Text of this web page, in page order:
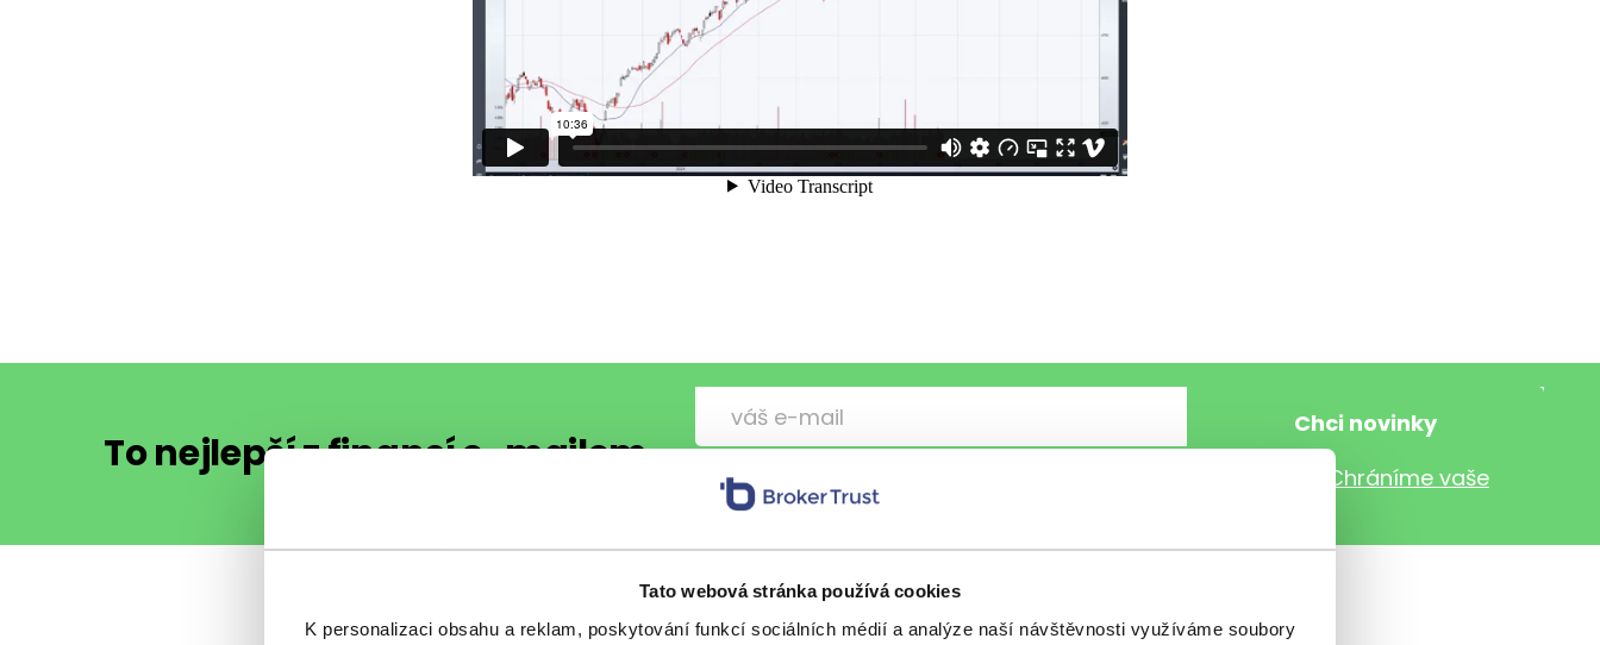
Tato webová stránka používá cookies
K personalizaci obsahu a reklam, poskytování funkcí sociálních médií a analýze naší návštěvnosti využíváme soubory
To nejlepší z financí e-mailem Chci každý pátek vzpruhu z finančního světa e-mailem.
Chráníme vaše
osobní údaje.